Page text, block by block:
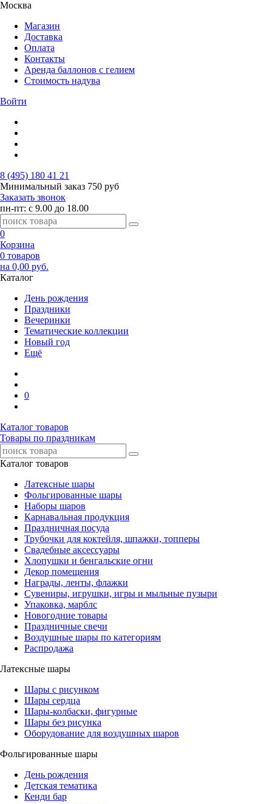
Москва
Магазин
Доставка
Оплата
Контакты
Аренда баллонов с гелием
Стоимость надува
Войти
8 (495) 180 41 21
Минимальный заказ 750 руб
Заказать звонок
пн-пт: с 9.00 до 18.00
0
Корзина
0 товаров
на 0,00 руб.
Каталог
День рождения
Праздники
Вечеринки
Тематические коллекции
Новый год
Ещё
0
Каталог товаров
Товары по праздникам
Каталог товаров
Латексные шары
Фольгированные шары
Наборы шаров
Карнавальная продукция
Праздничная посуда
Трубочки для коктейля, шпажки, топперы
Свадебные аксессуары
Хлопушки и бенгальские огни
Декор помещения
Награды, ленты, флажки
Сувениры, игрушки, игры и мыльные пузыри
Упаковка, марблс
Новогодние товары
Праздничные свечи
Воздушные шары по категориям
Распродажа
Латексные шары
Шары с рисунком
Шары сердца
Шары-колбаски, фигурные
Шары без рисунка
Оборудование для воздушных шаров
Фольгированные шары
День рождения
Детская тематика
Кенди бар